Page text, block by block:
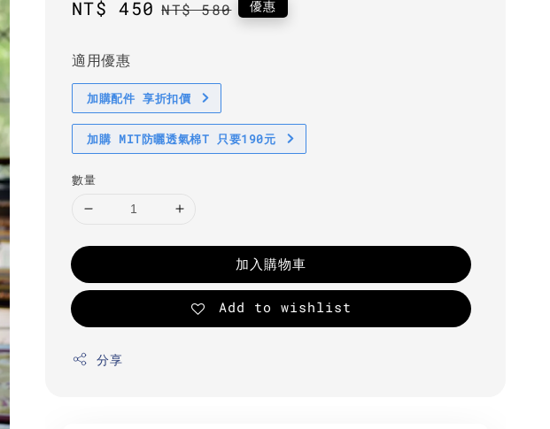
Sale
NT$ 450 Regular
NT$ 580 優惠
適用優惠
加購配件 享折扣價
加購 MIT防曬透氣棉T 只要190元
數量
加入購物車
Add to wishlist
分享